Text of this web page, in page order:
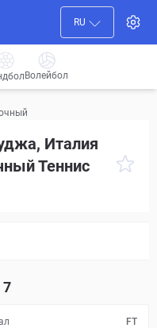
RU
Волейбол
Италия
Теннис
7
FT